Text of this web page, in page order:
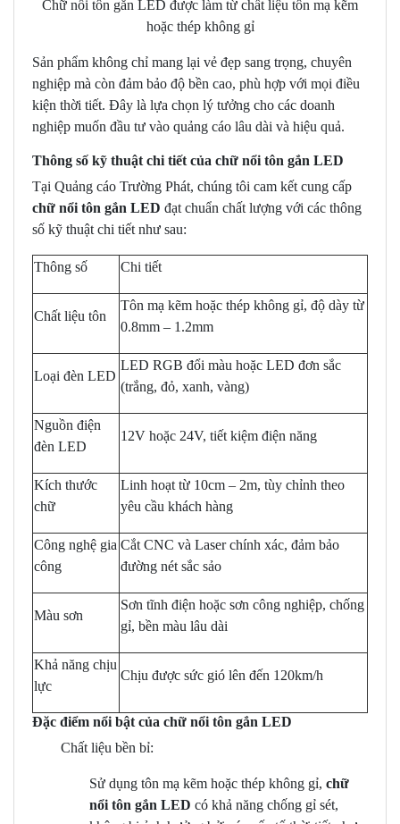
Chữ nổi tôn gắn LED được làm từ chất liệu tôn mạ kẽm
hoặc thép không gỉ
Sản phẩm không chỉ mang lại vẻ đẹp sang trọng, chuyên
nghiệp mà còn đảm bảo độ bền cao, phù hợp với mọi điều
kiện thời tiết. Đây là lựa chọn lý tưởng cho các doanh
nghiệp muốn đầu tư vào quảng cáo lâu dài và hiệu quả.
Thông số kỹ thuật chi tiết của chữ nổi tôn gắn LED
Tại Quảng cáo Trường Phát, chúng tôi cam kết cung cấp
chữ nổi tôn gắn LED đạt chuẩn chất lượng với các thông
số kỹ thuật chi tiết như sau:
Thông số Chi tiết
Chất liệu tôn
Tôn mạ kẽm hoặc thép không gỉ, độ dày từ
0.8mm – 1.2mm
Loại đèn LED
LED RGB đổi màu hoặc LED đơn sắc
(trắng, đỏ, xanh, vàng)
Nguồn điện
đèn LED
12V hoặc 24V, tiết kiệm điện năng
Kích thước
chữ
Linh hoạt từ 10cm – 2m, tùy chỉnh theo
yêu cầu khách hàng
Công nghệ gia
công
Cắt CNC và Laser chính xác, đảm bảo
đường nét sắc sảo
Màu sơn
Sơn tĩnh điện hoặc sơn công nghiệp, chống
gỉ, bền màu lâu dài
Khả năng chịu
lực
Chịu được sức gió lên đến 120km/h
Đặc điểm nổi bật của chữ nổi tôn gắn LED
Chất liệu bền bỉ:
Sử dụng tôn mạ kẽm hoặc thép không gỉ, chữ
nổi tôn gắn LED có khả năng chống gỉ sét,